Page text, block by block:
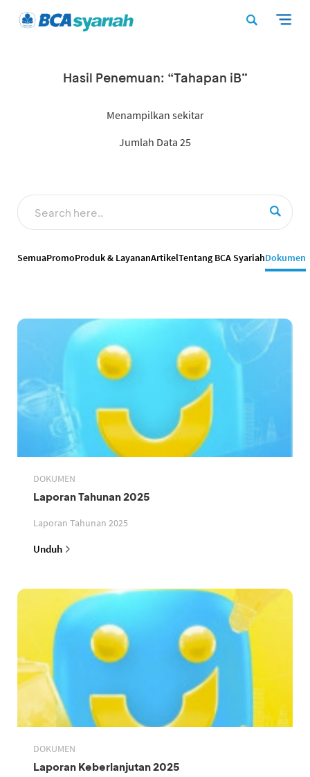
Hasil Penemuan: “Tahapan iB”
Menampilkan sekitar
Jumlah Data 25
SemuaPromoProduk & LayananArtikelTentang BCA SyariahDokumen
DOKUMEN
Laporan Tahunan 2025
Laporan Tahunan 2025
Unduh
DOKUMEN
Laporan Keberlanjutan 2025